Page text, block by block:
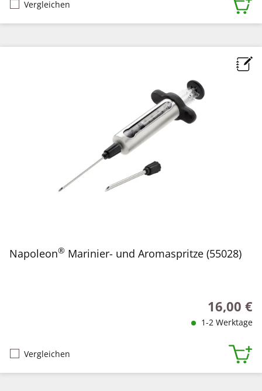
Vergleichen
Napoleon® Marinier- und Aromaspritze (55028)
Regulärer
16,00 €
1-2 Werktage
Vergleichen